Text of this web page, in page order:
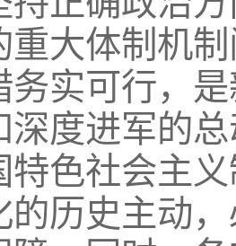
重大体制机
务实可行，
深度进军的
特色社会主
的历史主动